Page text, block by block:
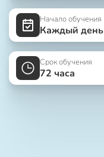
Начало обучения
Каждый день
Срок обучения
72 часа